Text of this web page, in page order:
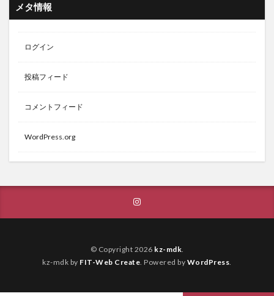
メタ情報
ログイン
投稿フィード
コメントフィード
WordPress.org
© Copyright 2026 kz-mdk
kz-mdk by FIT-Web Create . Powered by WordPress